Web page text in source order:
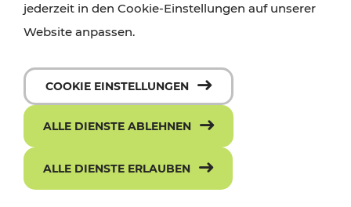
jederzeit in den Cookie-Einstellungen auf unserer
Website anpassen.
COOKIE EINSTELLUNGEN
ALLE DIENSTE ABLEHNEN
ALLE DIENSTE ERLAUBEN